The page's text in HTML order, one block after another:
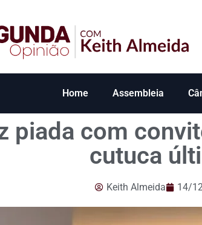
Home Assembleia
piada com
cutuca
Keith Almeida 14/